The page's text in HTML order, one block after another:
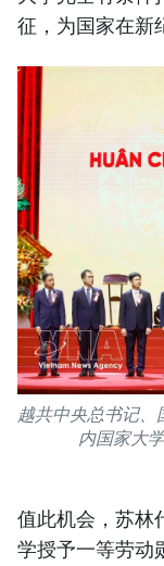
征，为国家在新
越共中央总书记、
内国家大
值此机会，苏林
学授予一等劳动